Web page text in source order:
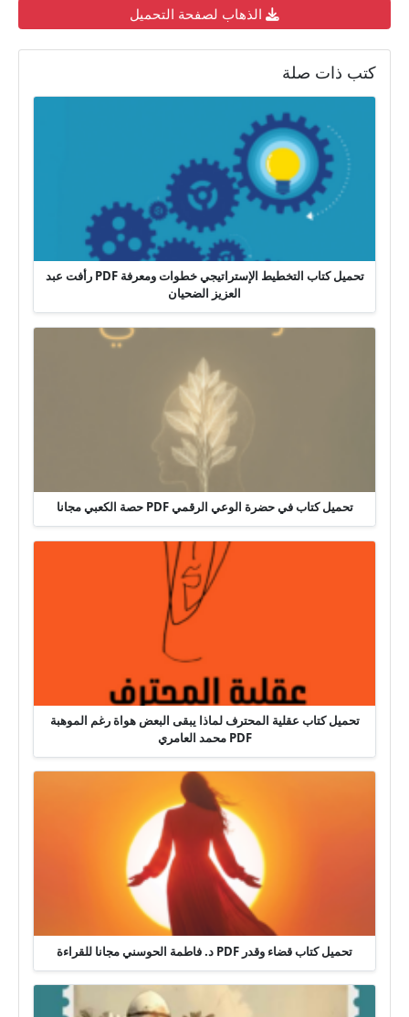
الذهاب لصفحة التحميل
كتب ذات صلة
تحميل كتاب التخطيط الإستراتيجي خطوات ومعرفة PDF رأفت عبد
العزيز الضحيان
تحميل كتاب في حضرة الوعي الرقمي PDF حصة الكعبي مجانا
تحميل كتاب عقلية المحترف لماذا يبقى البعض هواة رغم الموهبة
PDF محمد العامري
تحميل كتاب قضاء وقدر PDF د. فاطمة الحوسني مجانا للقراءة